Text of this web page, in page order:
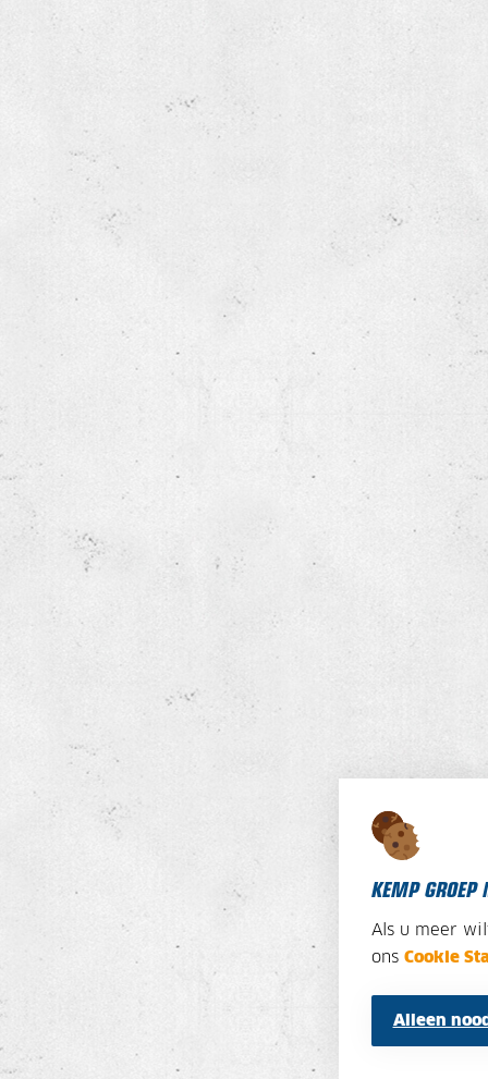
KEMP GROEP
Als u meer
ons Cookie
Alleen